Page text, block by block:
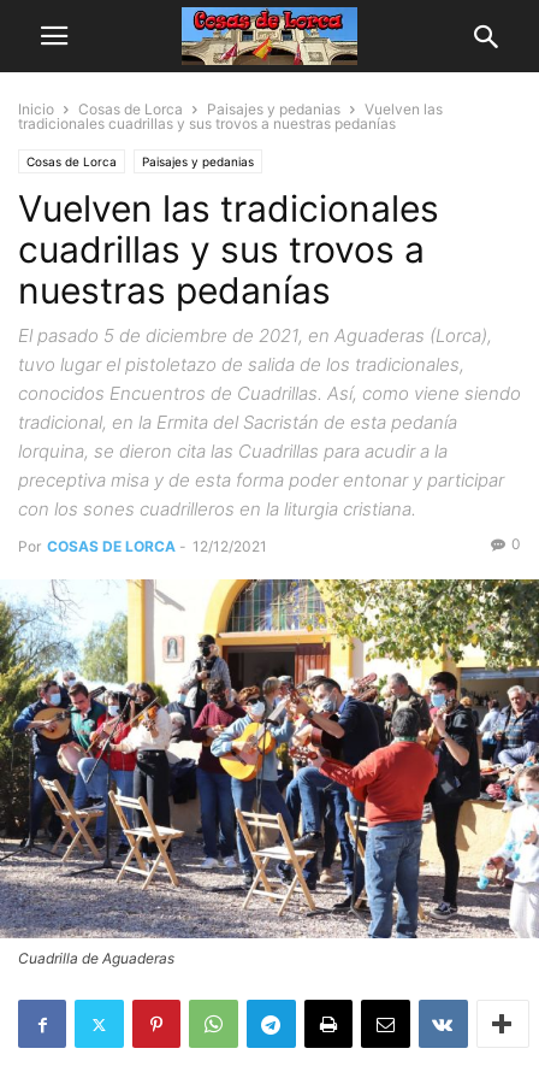
Inicio Cosas de Lorca Paisajes y pedanias
Vuelven las
tradicionales cuadrillas y sus trovos a nuestras pedanías
Cosas de Lorca Paisajes y pedanias
Vuelven las tradicionales
cuadrillas y sus trovos a
nuestras pedanías
El pasado 5 de diciembre de 2021, en Aguaderas (Lorca),
tuvo lugar el pistoletazo de salida de los tradicionales,
conocidos Encuentros de Cuadrillas. Así, como viene siendo
tradicional, en la Ermita del Sacristán de esta pedanía
lorquina, se dieron cita las Cuadrillas para acudir a la
preceptiva misa y de esta forma poder entonar y participar
con los sones cuadrilleros en la liturgia cristiana.
Por COSAS DE LORCA - 12/12/2021 0
Cuadrilla de Aguaderas